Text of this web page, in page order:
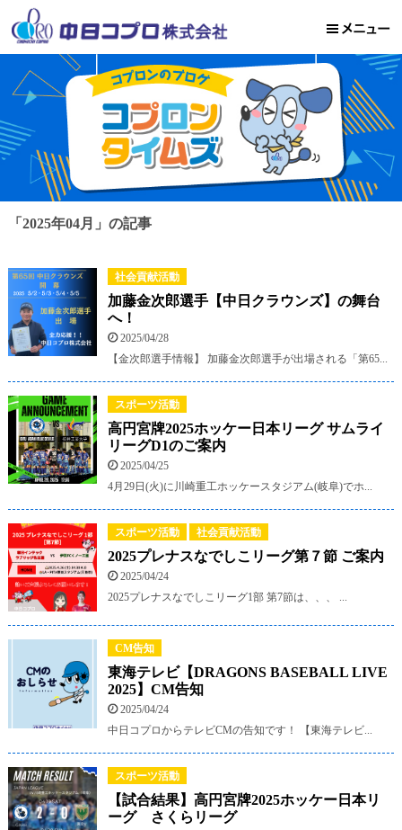
「2025年04月」の記事
社会貢献活動
加藤金次郎選手【中日クラウンズ】の舞台
へ！
2025/04/28
【金次郎選手情報】 加藤金次郎選手が出場される「第65...
スポーツ活動
高円宮牌2025ホッケー日本リーグ サムライ
リーグD1のご案内
2025/04/25
4月29日(火)に川崎重工ホッケースタジアム(岐阜)でホ...
スポーツ活動 社会貢献活動
2025プレナスなでしこリーグ第７節 ご案内
2025/04/24
2025プレナスなでしこリーグ1部 第7節は、、、 ...
CM告知
東海テレビ【DRAGONS BASEBALL LIVE
2025】CM告知
2025/04/24
中日コプロからテレビCMの告知です！ 【東海テレビ...
スポーツ活動
【試合結果】高円宮牌2025ホッケー日本リ
ーグ さくらリーグ